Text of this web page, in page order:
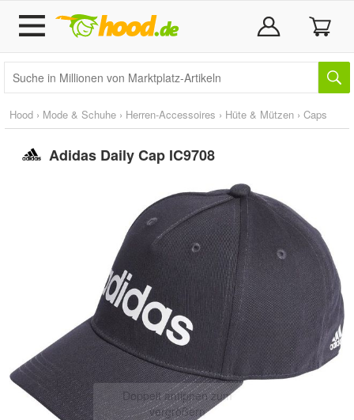
Hood › Mode & Schuhe › Herren-Accessoires › Hüte & Mützen › Caps
Adidas Daily Cap IC9708
Doppelt antippen zum
vergrößern